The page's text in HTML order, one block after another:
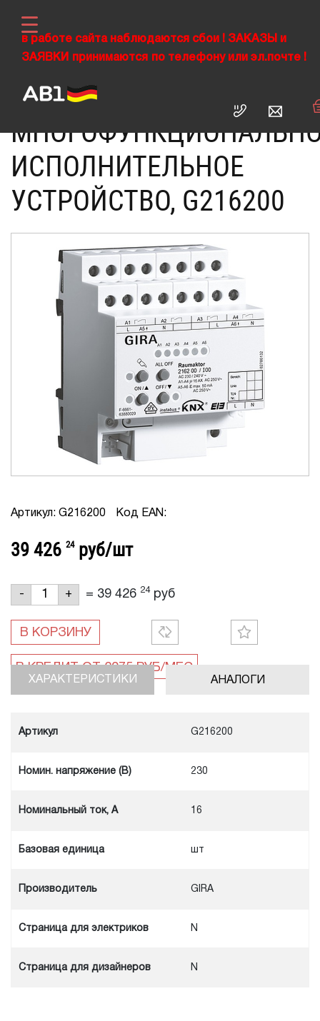
в работе сайта наблюдаются сбои ! ЗАКАЗЫ
и
ЗАЯВКИ
принимаются по телефону или эл.почте !
› Электроустановочные изделия ›
устройство
ИСПОЛНИТЕЛЬНОЕ
УСТРОЙСТВО, G216200
Артикул: G216200 Код EAN:
39 426 24 руб/шт
- + = 39 426 24руб
В КОРЗИНУ
АНАЛОГИ
ХАРАКТЕРИСТИКИ
Артикул G216200
Номин. напряжение (В) 230
Номинальный ток, А 16
Базовая единица шт
Производитель GIRA
Cтраница для электриков N
Cтраница для дизайнеров N